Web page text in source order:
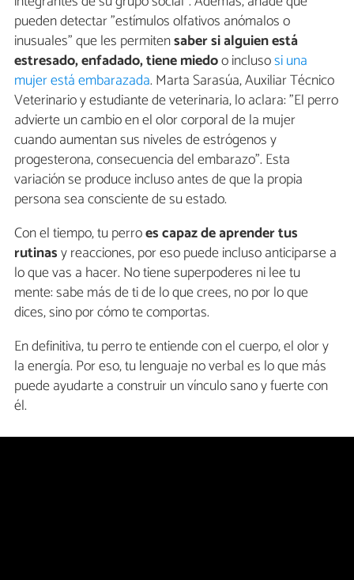
pueden detectar "estímulos olfativos anómalos o
inusuales" que les permitensaber si alguien está
estresado, enfadado, tiene miedoo inclusosi una
mujer está embarazada. Marta Sarasúa, Auxiliar Técnico
Veterinario y estudiante de veterinaria, lo aclara: "El perro
advierte un cambio en el olor corporal de la mujer
cuando aumentan sus niveles de estrógenos y
progesterona, consecuencia del embarazo". Esta
variación se produce incluso antes de que la propia
persona sea consciente de su estado.
Con el tiempo, tu perroes capaz de aprender tus
rutinasy reacciones, por eso puede incluso anticiparse a
lo que vas a hacer. No tiene superpoderes ni lee tu
mente: sabe más de ti de lo que crees, no por lo que
dices, sino por cómo te comportas.
En definitiva, tu perro te entiende con el cuerpo, el olor y
la energía. Por eso, tu lenguaje no verbal es lo que más
puede ayudarte a construir un vínculo sano y fuerte con
él.